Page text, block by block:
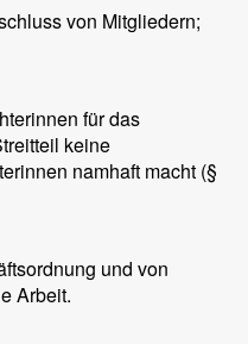
von Mitgliedern;
für das
keine
namhaft macht (§
und von
Arbeit.